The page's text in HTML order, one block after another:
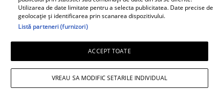
Noi dezvăluiri despre relația
actuală dintre Andreea Popescu
Utilizarea de date limitate pentru a selecta publicitatea. Date precise de
geolocație și identificarea prin scanarea dispozitivului.
Listă parteneri (furnizori)
ACCEPT TOATE
VREAU SA MODIFIC SETARILE INDIVIDUAL